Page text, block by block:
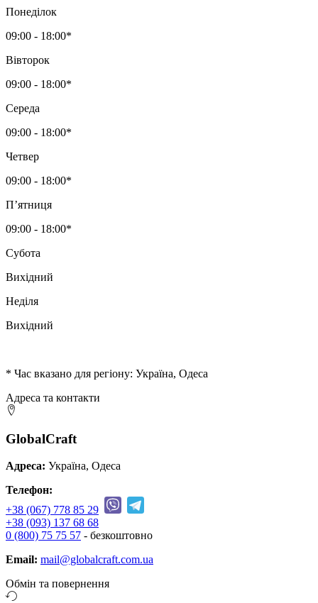
Понеділок
09:00 - 18:00*
Вівторок
09:00 - 18:00*
Середа
09:00 - 18:00*
Четвер
09:00 - 18:00*
Пʼятниця
09:00 - 18:00*
Субота
Вихідний
Неділя
Вихідний
* Час вказано для регіону: Україна, Одеса
Адреса та контакти
GlobalCraft
Адреса: Україна, Одеса
Телефон:
+38 (067) 778 85 29
+38 (093) 137 68 68
0 (800) 75 75 57 - безкоштовно
Email: mail@globalcraft.com.ua
Обмін та повернення